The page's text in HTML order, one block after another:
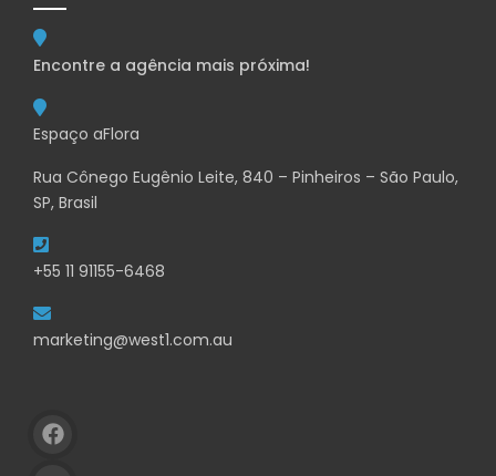
Encontre a agência mais próxima!
Espaço aFlora
Rua Cônego Eugênio Leite, 840 – Pinheiros – São Paulo,
SP, Brasil
+55 11 91155-6468
marketing@west1.com.au